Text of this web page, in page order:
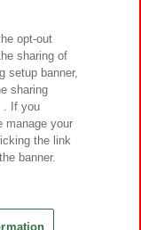
質問・お問い合わせ
Inc.
opt-out
sharing of
setup banner,
sharing
. If you
manage your
the link
banner.